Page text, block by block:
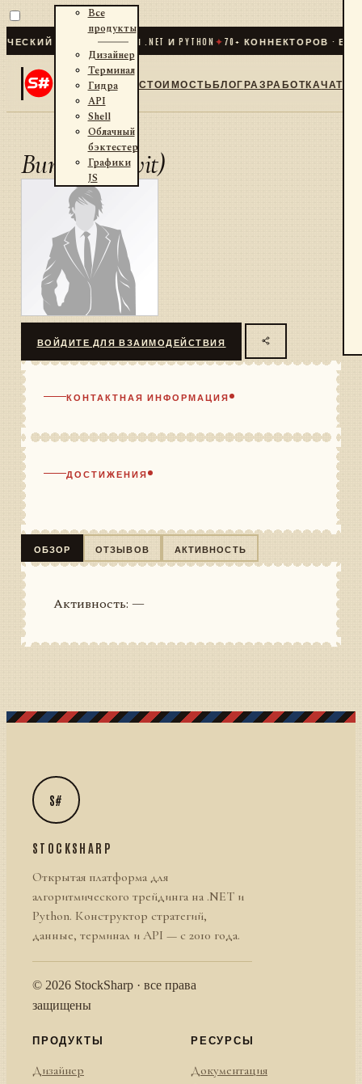
ТРЕЙДИНГ ДЛЯ .NET И PYTHON✦70+ КОННЕКТОРОВ ·
Все
продукты
Дизайнер
Терминал
Гидра
API
Shell
Облачный
бэктестер
Графики
JS
СТОИМОСТЬБЛОГРАЗРАБОТКАЧАТ
Виталий ( vit)
ВОЙДИТЕ ДЛЯ ВЗАИМОДЕЙСТВИЯ
КОНТАКТНАЯ ИНФОРМАЦИЯ
ДОСТИЖЕНИЯ
ОБЗОР ОТЗЫВОВ АКТИВНОСТЬ
Активность: —
S#
STOCKSHARP
Открытая платформа для
алгоритмического трейдинга на .NET и
Python. Конструктор стратегий,
данные, терминал и API — с 2010 года.
© 2026 StockSharp · все права
защищены
ПРОДУКТЫ
Дизайнер
РЕСУРСЫ
Документация